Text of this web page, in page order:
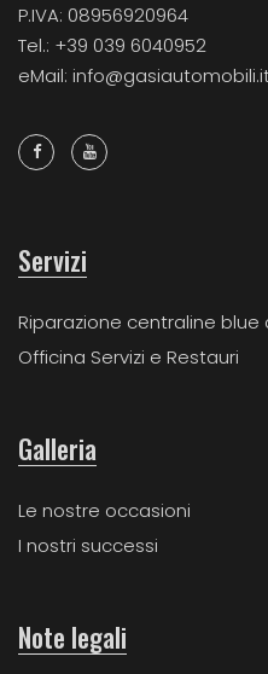
P.IVA: 08956920964
Tel.: +39 039 6040952
eMail:
Servizi
Riparazione centraline blue
Officina Servizi e Restauri
Galleria
Le nostre occasioni
I nostri successi
Note legali